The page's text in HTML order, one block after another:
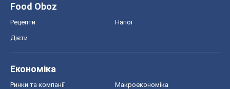
Food Oboz
Рецепти Напої
Дієти
Економіка
Ринки та компанії Макроекономіка